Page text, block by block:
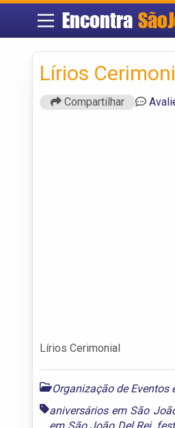
Encontra
Lírios
Compartilhar
Lírios Cerimonial
Organização de Eventos
aniversários em São
em São João Del Rei,